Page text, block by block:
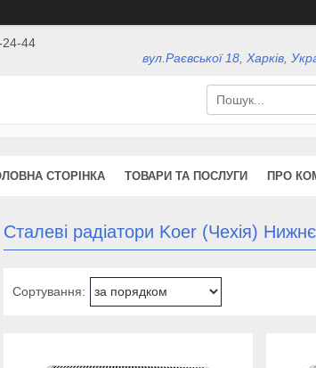
44
вул.Раєвської 18, Харків,
СТОРІНКА ТОВАРИ ТА ПОСЛУГИ ПРО
Сталеві радіатори Koer (Чехія)